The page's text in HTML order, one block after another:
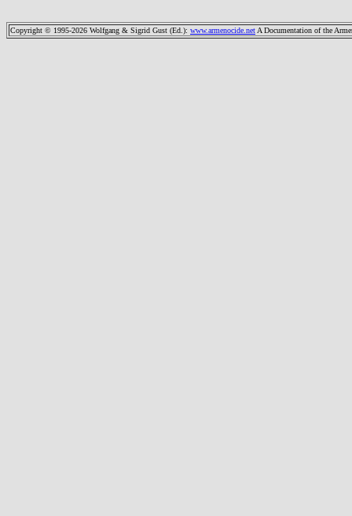
Copyright © 1995-2026 Wolfgang & Sigrid Gust (Ed.): www.armenocide.net A Documentation of the